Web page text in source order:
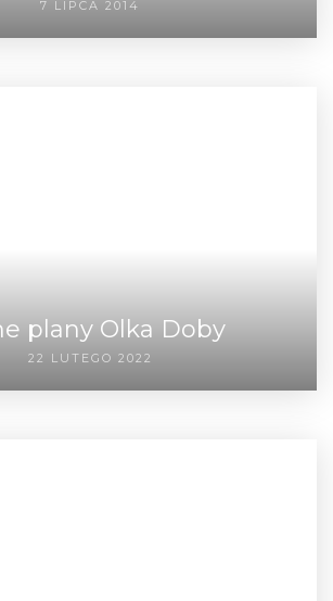
7 LIPCA 2014
plany Olka Doby
22 LUTEGO 2022